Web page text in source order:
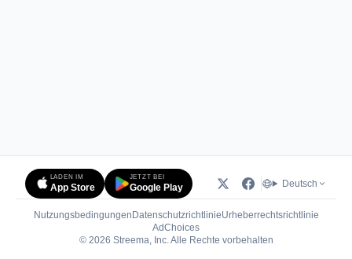
LADEN IM
App Store
JETZT BEI
Google Play Deutsch
Nutzungsbedingungen DatenschutzrichtlinieUrheberrechtsrichtlinie
AdChoices(öffnet in neuem Tab)
© 2026 Streema, Inc. Alle Rechte vorbehalten